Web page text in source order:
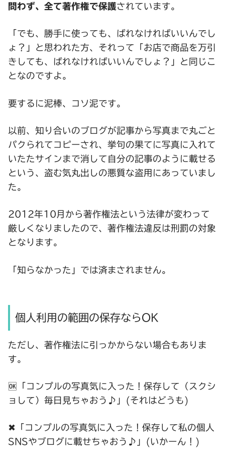
問わず、全て著作権で保護されています。
「でも、勝手に使っても、ばれなければいいんでし
ょ？」と思われた方、それって「お店で商品を万引
きしても、ばれなければいいんでしょ？」と同じこ
となのですよ。
要するに泥棒、コソ泥です。
以前、知り合いのブログが記事から写真まで丸ごと
パクられてコピーされ、挙句の果てに写真に入れて
いたたサインまで消して自分の記事のように載せる
という、盗む気丸出しの悪質な盗用にあっていまし
た。
2012年10月から著作権法という法律が変わって
厳しくなりましたので、著作権法違反は刑罰の対象
となります。
「知らなかった」では済まされません。
個人利用の範囲の保存ならOK
ただし、著作権法に引っかからない場合もありま
す。
🆗「コンプルの写真気に入った！保存して（スクシ
ョして）毎日見ちゃおう♪」(それはどうも)
✖「コンプルの写真気に入った！保存して私の個人
SNSやブログに載せちゃおう♪」(いかーん！)